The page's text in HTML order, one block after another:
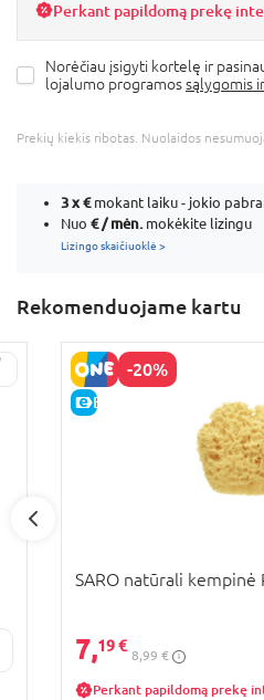
Perkant papildomą prekę
Norėčiau įsigyti kortelę ir
lojalumo programossąlygomis
Prekių kiekis ribotas. Nuolaidos
3 x€mokant laiku - jokio
Nuo € / mėn. mokėkite lizingu
Lizingo skaičiuoklė >
Rekomenduojame kartu
-20%
E-KAINA
SARO natūrali kempinė
7,19 €
8,99 €
Perkant papildomą prekę